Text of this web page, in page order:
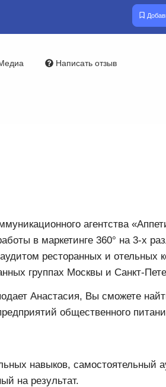
Написать отзыв
агентства
в маркетинге 360° на 3-х
ресторанных и отельных
группах Москвы и Санкт-
Анастасия, Вы сможете
общественного
навыков, самостоятельный
на результат.